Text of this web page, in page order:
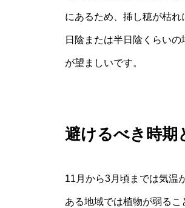
にあるため、挿し穂が枯
日陰または半日陰くらい
が望ましいです。
避けるべき時期
11月から3月頃までは気温
ある地域では植物が弱る